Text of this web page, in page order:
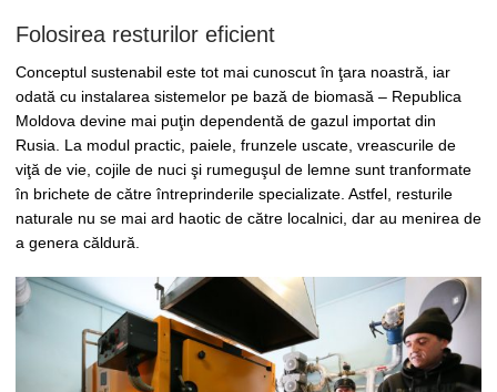
Folosirea resturilor eficient
Conceptul sustenabil este tot mai cunoscut în ţara noastră, iar
odată cu instalarea sistemelor pe bază de biomasă – Republica
Moldova devine mai puţin dependentă de gazul importat din
Rusia. La modul practic, paiele, frunzele uscate, vreascurile de
viţă de vie, cojile de nuci şi rumeguşul de lemne sunt tranformate
în brichete de către întreprinderile specializate. Astfel, resturile
naturale nu se mai ard haotic de către localnici, dar au menirea de
a genera căldură.